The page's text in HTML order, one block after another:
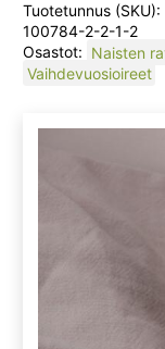
Tuotetunnus (SKU):
100784-2-2-1-2
Osastot: Naisten
Vaihdevuosioireet